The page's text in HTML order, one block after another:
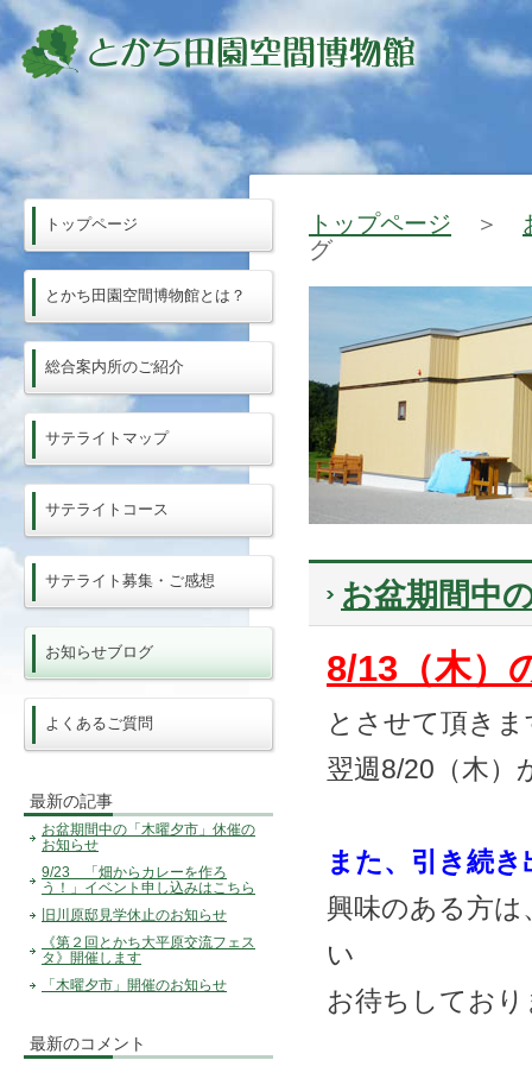
トップページ ＞
グ
お盆期間中
8/13（木）
とさせて頂きま
翌週8/20（木）
また、引き続
興味のある方
い
お待ちしてお
トップページ
とかち田園空間博物館とは？
総合案内所のご紹介
サテライトマップ
サテライトコース
サテライト募集・ご感想
お知らせブログ
よくあるご質問
最新の記事
お盆期間中の「木曜夕市」休催の
お知らせ
9/23 「畑からカレーを作ろ
う！」イベント申し込みはこちら
旧川原邸見学休止のお知らせ
《第２回とかち大平原交流フェス
タ》開催します
「木曜夕市」開催のお知らせ
最新のコメント